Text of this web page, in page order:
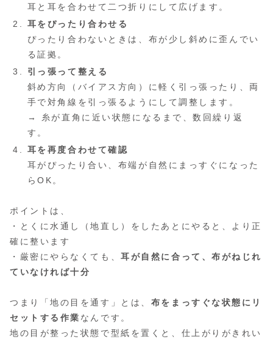
耳と耳を合わせて二つ折りにして広げます。
耳をぴったり合わせる
ぴったり合わないときは、布が少し斜めに歪んでい
る証拠。
引っ張って整える
斜め方向（バイアス方向）に軽く引っ張ったり、両
手で対角線を引っ張るようにして調整します。
→ 糸が直角に近い状態になるまで、数回繰り返
す。
耳を再度合わせて確認
耳がぴったり合い、布端が自然にまっすぐになった
らOK。
ポイントは、
・とくに水通し（地直し）をしたあとにやると、より正
確に整います
・厳密にやらなくても、耳が自然に合って、布がねじれ
ていなければ十分
つまり「地の目を通す」とは、 布をまっすぐな状態にリ
セットする作業 なんです。
地の目が整った状態で型紙を置くと、仕上がりがきれい